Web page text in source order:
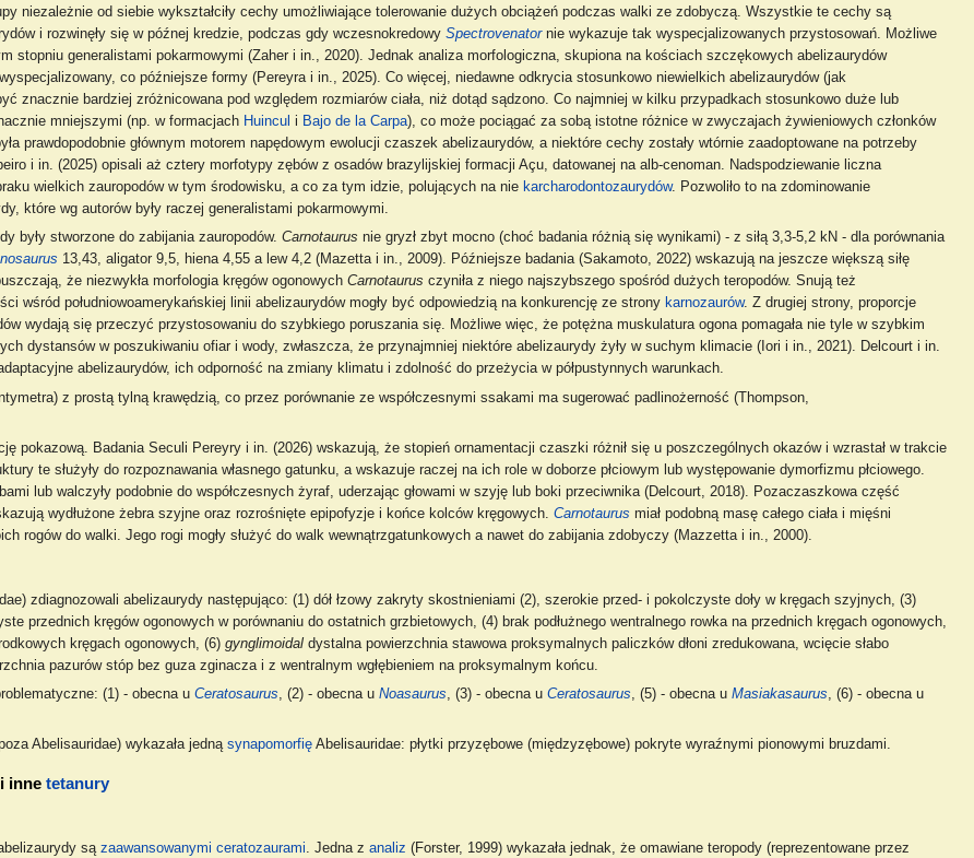
niezależnie od siebie wykształciły cechy umożliwiające tolerowanie dużych obciążeń podczas walki ze zdobyczą. Wszystkie te cechy są
i rozwinęły się w późnej kredzie, podczas gdy wczesnokredowy Spectrovenatornie wykazuje tak wyspecjalizowanych przystosowań. Możliwe
stopniu generalistami pokarmowymi (Zaher i in., 2020). Jednak analiza morfologiczna, skupiona na kościach szczękowych abelizaurydów
co późniejsze formy (Pereyra i in., 2025). Co więcej, niedawne odkrycia stosunkowo niewielkich abelizaurydów (jak
znacznie bardziej zróżnicowana pod względem rozmiarów ciała, niż dotąd sądzono. Co najmniej w kilku przypadkach stosunkowo duże lub
mniejszymi (np. w formacjach Huincul i Bajo de la Carpa), co może pociągać za sobą istotne różnice w zwyczajach żywieniowych członków
prawdopodobnie głównym motorem napędowym ewolucji czaszek abelizaurydów, a niektóre cechy zostały wtórnie zaadoptowane na potrzeby
i in. (2025) opisali aż cztery morfotypy zębów z osadów brazylijskiej formacji Açu, datowanej na alb-cenoman. Nadspodziewanie liczna
wielkich zauropodów w tym środowisku, a co za tym idzie, polujących na nie karcharodontozaurydów. Pozwoliło to na zdominowanie
które wg autorów były raczej generalistami pokarmowymi.
były stworzone do zabijania zauropodów. Carnotaurus nie gryzł zbyt mocno (choć badania różnią się wynikami) - z siłą 3,3-5,2 kN - dla porównania
13,43, aligator 9,5, hiena 4,55 a lew 4,2 (Mazetta i in., 2009). Późniejsze badania (Sakamoto, 2022) wskazują na jeszcze większą siłę
że niezwykła morfologia kręgów ogonowych Carnotaurus czyniła z niego najszybszego spośród dużych teropodów. Snują też
wśród południowoamerykańskiej linii abelizaurydów mogły być odpowiedzią na konkurencję ze strony karnozaurów. Z drugiej strony, proporcje
wydają się przeczyć przystosowaniu do szybkiego poruszania się. Możliwe więc, że potężna muskulatura ogona pomagała nie tyle w szybkim
dystansów w poszukiwaniu ofiar i wody, zwłaszcza, że przynajmniej niektóre abelizaurydy żyły w suchym klimacie (Iori i in., 2021). Delcourt i in.
abelizaurydów, ich odporność na zmiany klimatu i zdolność do przeżycia w półpustynnych warunkach.
z prostą tylną krawędzią, co przez porównanie ze współczesnymi ssakami ma sugerować padlinożerność (Thompson,
pokazową. Badania Seculi Pereyry i in. (2026) wskazują, że stopień ornamentacji czaszki różnił się u poszczególnych okazów i wzrastał w trakcie
te służyły do rozpoznawania własnego gatunku, a wskazuje raczej na ich role w doborze płciowym lub występowanie dymorfizmu płciowego.
lub walczyły podobnie do współczesnych żyraf, uderzając głowami w szyję lub boki przeciwnika (Delcourt, 2018). Pozaczaszkowa część
wydłużone żebra szyjne oraz rozrośnięte epipofyzje i końce kolców kręgowych. Carnotaurus miał podobną masę całego ciała i mięśni
rogów do walki. Jego rogi mogły służyć do walk wewnątrzgatunkowych a nawet do zabijania zdobyczy (Mazzetta i in., 2000).
zdiagnozowali abelizaurydy następująco: (1) dół łzowy zakryty skostnieniami (2), szerokie przed- i pokolczyste doły w kręgach szyjnych, (3)
przednich kręgów ogonowych w porównaniu do ostatnich grzbietowych, (4) brak podłużnego wentralnego rowka na przednich kręgach ogonowych,
kręgach ogonowych, (6) gynglimoidaldystalna powierzchnia stawowa proksymalnych paliczków dłoni zredukowana, wcięcie słabo
pazurów stóp bez guza zginacza i z wentralnym wgłębieniem na proksymalnym końcu.
(1) - obecna u Ceratosaurus, (2) - obecna u Noasaurus, (3) - obecna u Ceratosaurus, (5) - obecna u Masiakasaurus, (6) - obecna u
Abelisauridae) wykazała jedną synapomorfięAbelisauridae: płytki przyzębowe (międzyzębowe) pokryte wyraźnymi pionowymi bruzdami.
inne tetanury
są zaawansowanymi ceratozaurami . Jedna z analiz (Forster, 1999) wykazała jednak, że omawiane teropody (reprezentowane przez